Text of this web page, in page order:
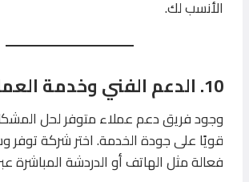
الأنسب لك.
10. الدعم الفني وخدمة العملاء
وجود فريق دعم عملاء متوفر لحل
قويًا على جودة الخدمة. اختر شركة توفر
فعالة مثل الهاتف أو الدردشة المباشرة